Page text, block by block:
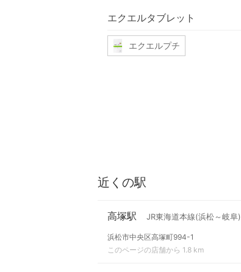
エクエルタブレット
エクエルプチ
近くの駅
高塚駅 JR東海道本線(浜松～岐阜)
浜松市中央区高塚町994-1
このページの店舗から 1.8 km